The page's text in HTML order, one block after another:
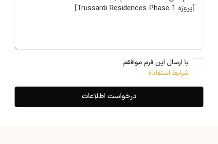
با ارسال این فرم موافقم
شرایط استفاده
درخواست اطلاعات